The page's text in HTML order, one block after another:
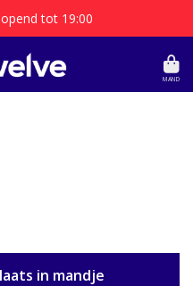
tot 19:00
MAND
in mandje